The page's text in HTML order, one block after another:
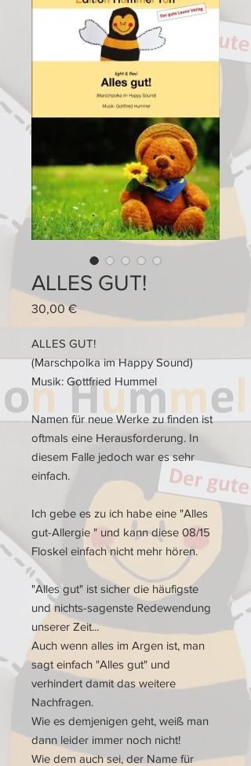
ALLES GUT!
30,00 €Preis
ALLES GUT!
(Marschpolka im Happy Sound)
Musik: Gottfried Hummel
Namen für neue Werke zu finden ist
oftmals eine Herausforderung. In
diesem Falle jedoch war es sehr
einfach.
Ich gebe es zu ich habe eine "Alles
gut-Allergie " und kann diese 08/15
Floskel einfach nicht mehr hören.
"Alles gut" ist sicher die häufigste
und nichts-sagenste Redewendung
unserer Zeit...
Auch wenn alles im Argen ist, man
sagt einfach "Alles gut" und
verhindert damit das weitere
Nachfragen.
Wie es demjenigen geht, weiß man
dann leider immer noch nicht!
Wie dem auch sei, der Name für